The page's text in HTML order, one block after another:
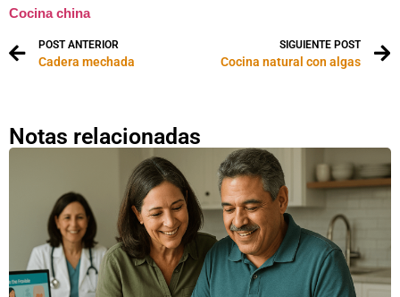
Cocina china
POST ANTERIOR
Cadera mechada
SIGUIENTE POST
Cocina natural con algas
Notas relacionadas